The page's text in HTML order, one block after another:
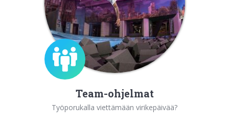
Team-ohjelmat
Työporukalla viettämään virikepäivää?